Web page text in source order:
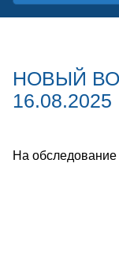
НОВЫЙ
16.08.2025
На